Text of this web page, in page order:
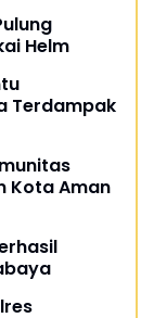
Helm
Terdampak
Kota Aman